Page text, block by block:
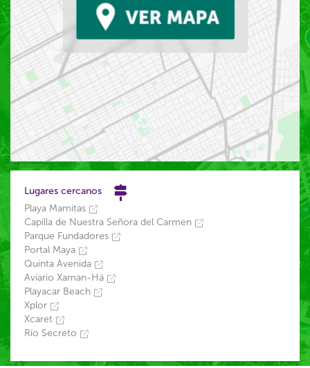
Lugares cercanos
Playa Mamitas
Capilla de Nuestra Señora del Carmen
Parque Fundadores
Portal Maya
Quinta Avenida
Aviario Xaman-Há
Playacar Beach
Xplor
Xcaret
Río Secreto